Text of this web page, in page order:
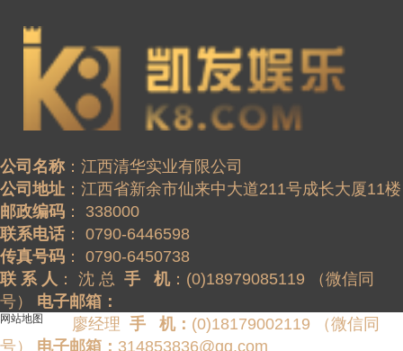
公司名称
公司地址
邮政编码
联系电话
传真号码
联 系 人 ： 沈 总 手   机：(0)18979085119 （微信同
号） 电子邮箱：
廖经理 手   机： (0)18179002119 （微信同
号） 电子邮箱： 314853836@qq.com
网站地图